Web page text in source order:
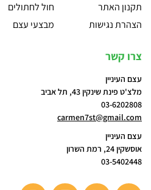
תקנון האתר
הצהרת נגישות
חול לחתולים
מבצעי עצם
צרו קשר
עצם העיניין
מלצ'ט פינת שינקין 43, תל אביב
03-6202808
carmen7st@gmail.com
עצם העיניין
אוסשקין 24, רמת השרון
03-5402448